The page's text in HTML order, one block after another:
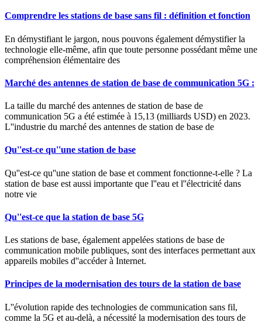
Comprendre les stations de base sans fil : définition et fonction
En démystifiant le jargon, nous pouvons également démystifier la
technologie elle-même, afin que toute personne possédant même une
compréhension élémentaire des
Marché des antennes de station de base de communication 5G :
La taille du marché des antennes de station de base de
communication 5G a été estimée à 15,13 (milliards USD) en 2023.
L''industrie du marché des antennes de station de base de
Qu''est-ce qu''une station de base
Qu''est-ce qu''une station de base et comment fonctionne-t-elle ? La
station de base est aussi importante que l''eau et l''électricité dans
notre vie
Qu''est-ce que la station de base 5G
Les stations de base, également appelées stations de base de
communication mobile publiques, sont des interfaces permettant aux
appareils mobiles d''accéder à Internet.
Principes de la modernisation des tours de la station de base
L''évolution rapide des technologies de communication sans fil,
comme la 5G et au-delà, a nécessité la modernisation des tours de